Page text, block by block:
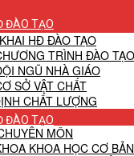
ĐÀO TẠO
ĐÀO TẠO
HĐ ĐÀO TẠO
TRÌNH ĐÀO TẠO
NGŨ NHÀ GIÁO
SỞ VẬT CHẤT
CHẤT LƯỢNG
MÔN
KHOA HỌC CƠ BẢN